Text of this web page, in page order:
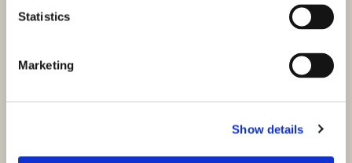
Statistics
Marketing
Show details